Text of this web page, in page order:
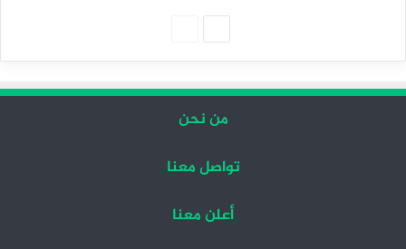
من نحن
تواصل معنا
أعلن معنا